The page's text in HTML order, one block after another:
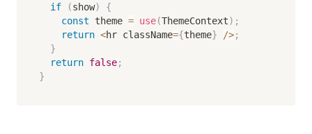
if
(show)
{
const theme = use(ThemeContext) ;
return <hr className={theme} />;
}
return false;
}